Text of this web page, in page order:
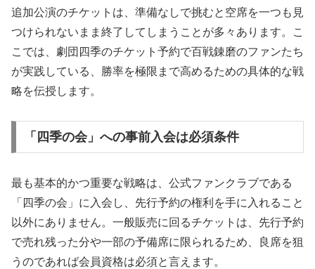
追加公演のチケットは、準備なしで挑むと空席を一つも見
つけられないまま終了してしまうことが多々あります。こ
こでは、劇団四季のチケット予約で百戦錬磨のファンたち
が実践している、勝率を極限まで高めるための具体的な戦
略を伝授します。
「四季の会」への事前入会は必須条件
最も基本的かつ重要な戦略は、公式ファンクラブである
「四季の会」に入会し、先行予約の権利を手に入れること
以外にありません。一般販売に回るチケットは、先行予約
で売れ残った分や一部の予備席に限られるため、良席を狙
うのであれば会員資格は必須と言えます。